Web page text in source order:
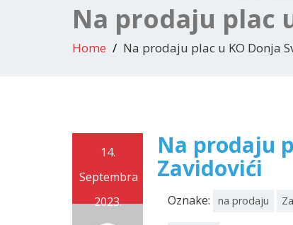
Na prodaju plac
Home Na prodaju plac u KO Donja
14.
Septembra
2023.
Na prodaju
Zavidovići
Oznake: na prodaju